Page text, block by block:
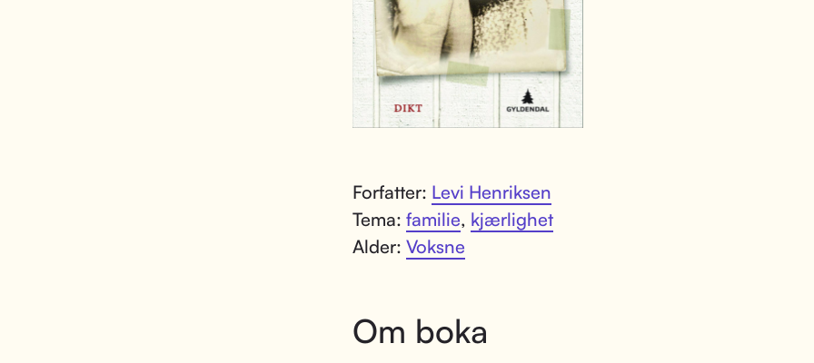
Forfatter: Levi Henriksen
Tema: familie, kjærlighet
Alder: Voksne
Om boka